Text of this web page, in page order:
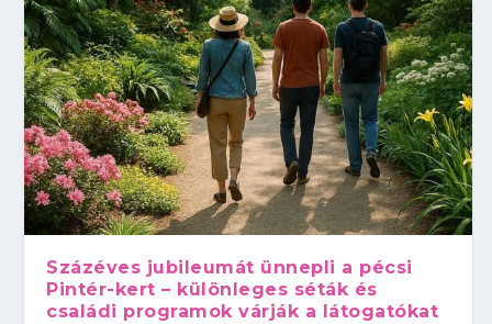
Százéves jubileumát ünnepli a pécsi
Pintér-kert – különleges séták és
családi programok várják a látogatókat